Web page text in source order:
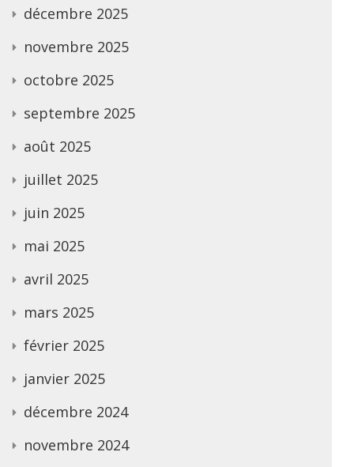
décembre 2025
novembre 2025
octobre 2025
septembre 2025
août 2025
juillet 2025
juin 2025
mai 2025
avril 2025
mars 2025
février 2025
janvier 2025
décembre 2024
novembre 2024